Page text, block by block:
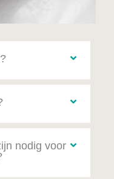
nodig voor